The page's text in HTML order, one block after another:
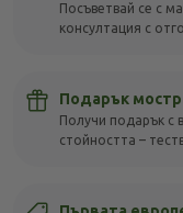
Посъветвай се с
консултация с
Подарък
Получи подарък с
стойността –